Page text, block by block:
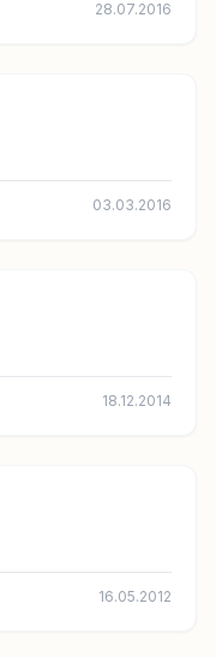
28.07.2016
03.03.2016
18.12.2014
16.05.2012